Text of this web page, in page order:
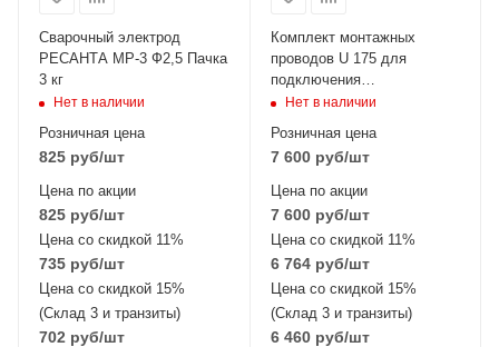
Сварочный электрод
РЕСАНТА МР-3 Ф2,5 Пачка
3 кг
Нет в наличии
Розничная цена
825 руб/шт
Цена по акции
825 руб/шт
Цена со скидкой 11%
735 руб/шт
Цена со скидкой 15%
(Склад 3 и транзиты)
702 руб/шт
Комплект монтажных
проводов U 175 для
подключения
стабилизаторов
Нет в наличии
Розничная цена
7 600руб/шт
Цена по акции
7 600руб/шт
Цена со скидкой 11%
6 764руб/шт
Цена со скидкой 15%
(Склад 3 и транзиты)
6 460руб/шт